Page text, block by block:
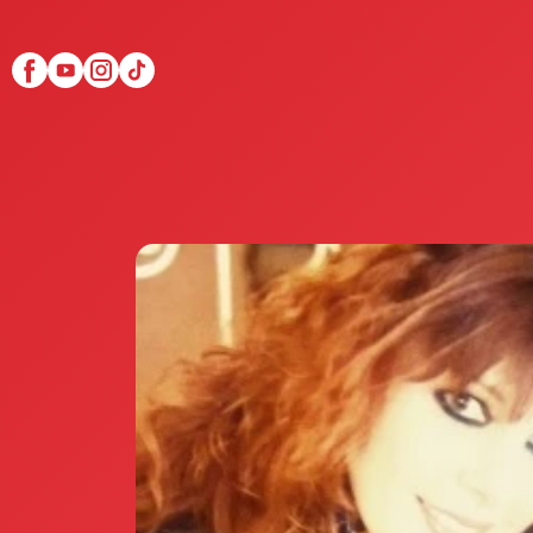
Scopri Club di Più
Le testimonianze
La fondatrice Valeria